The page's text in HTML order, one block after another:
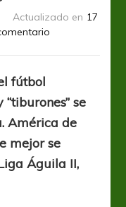
Actualizado en 17
II
fútbol
se
América de
mejor se
Águila II,